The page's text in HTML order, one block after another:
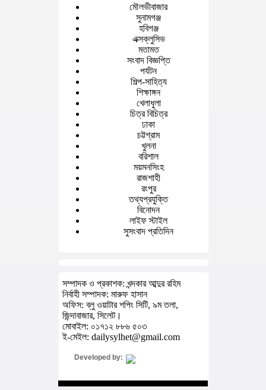
মৌলভীবাজার
সুনামগঞ্জ
হবিগঞ্জ
এক্সক্লুসিভ
মতামত
সংবাদ বিজ্ঞপ্তি
পর্যটন
শিল্প-সাহিত্য
শিক্ষাঙ্গন
খেলাধুলা
চিত্র বিচিত্র
ঢাকা
চট্টগ্রাম
খুলনা
বরিশাল
ময়মনসিংহ
রাজশাহী
রংপুর
তথ্যপ্রযুক্তি
বিনোদন
লাইফ স্টাইল
সুসংবাদ প্রতিদিন
সম্পাদক ও প্রকাশক: খন্দকার আব্দুর রহিম
নির্বাহী সম্পাদক: মারুফ হাসান
অফিস: ব্লু ওয়াটার শপিং সিটি, ৯ম তলা,
জিন্দাবাজার, সিলেট।
মোবাইল: ০১৭১২ ৮৮৬ ৫০৩
ই-মেইল: dailysylhet@gmail.com
Developed by: